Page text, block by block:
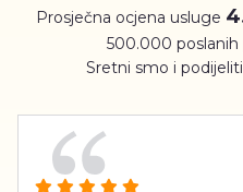
Prosječna ocjena usluge
500.000 poslanih
Sretni smo i